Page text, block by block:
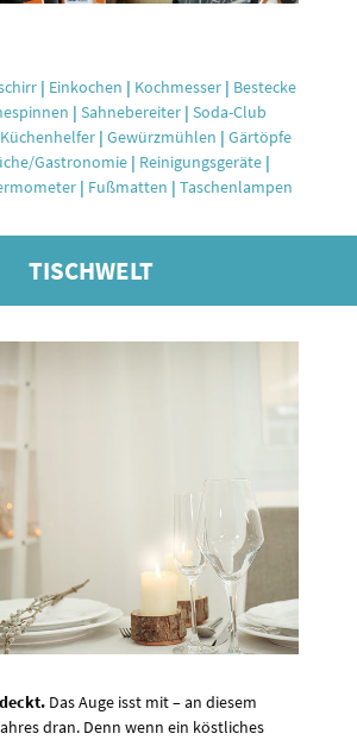
| Einkochen | Kochmesser | Bestecke
| Sahnebereiter | Soda-Club
Küchenhelfer | Gewürzmühlen | Gärtöpfe
Gastronomie | Reinigungsgeräte |
| Fußmatten | Taschenlampen
TISCHWELT
Das Auge isst mit – an diesem
dran. Denn wenn ein köstliches